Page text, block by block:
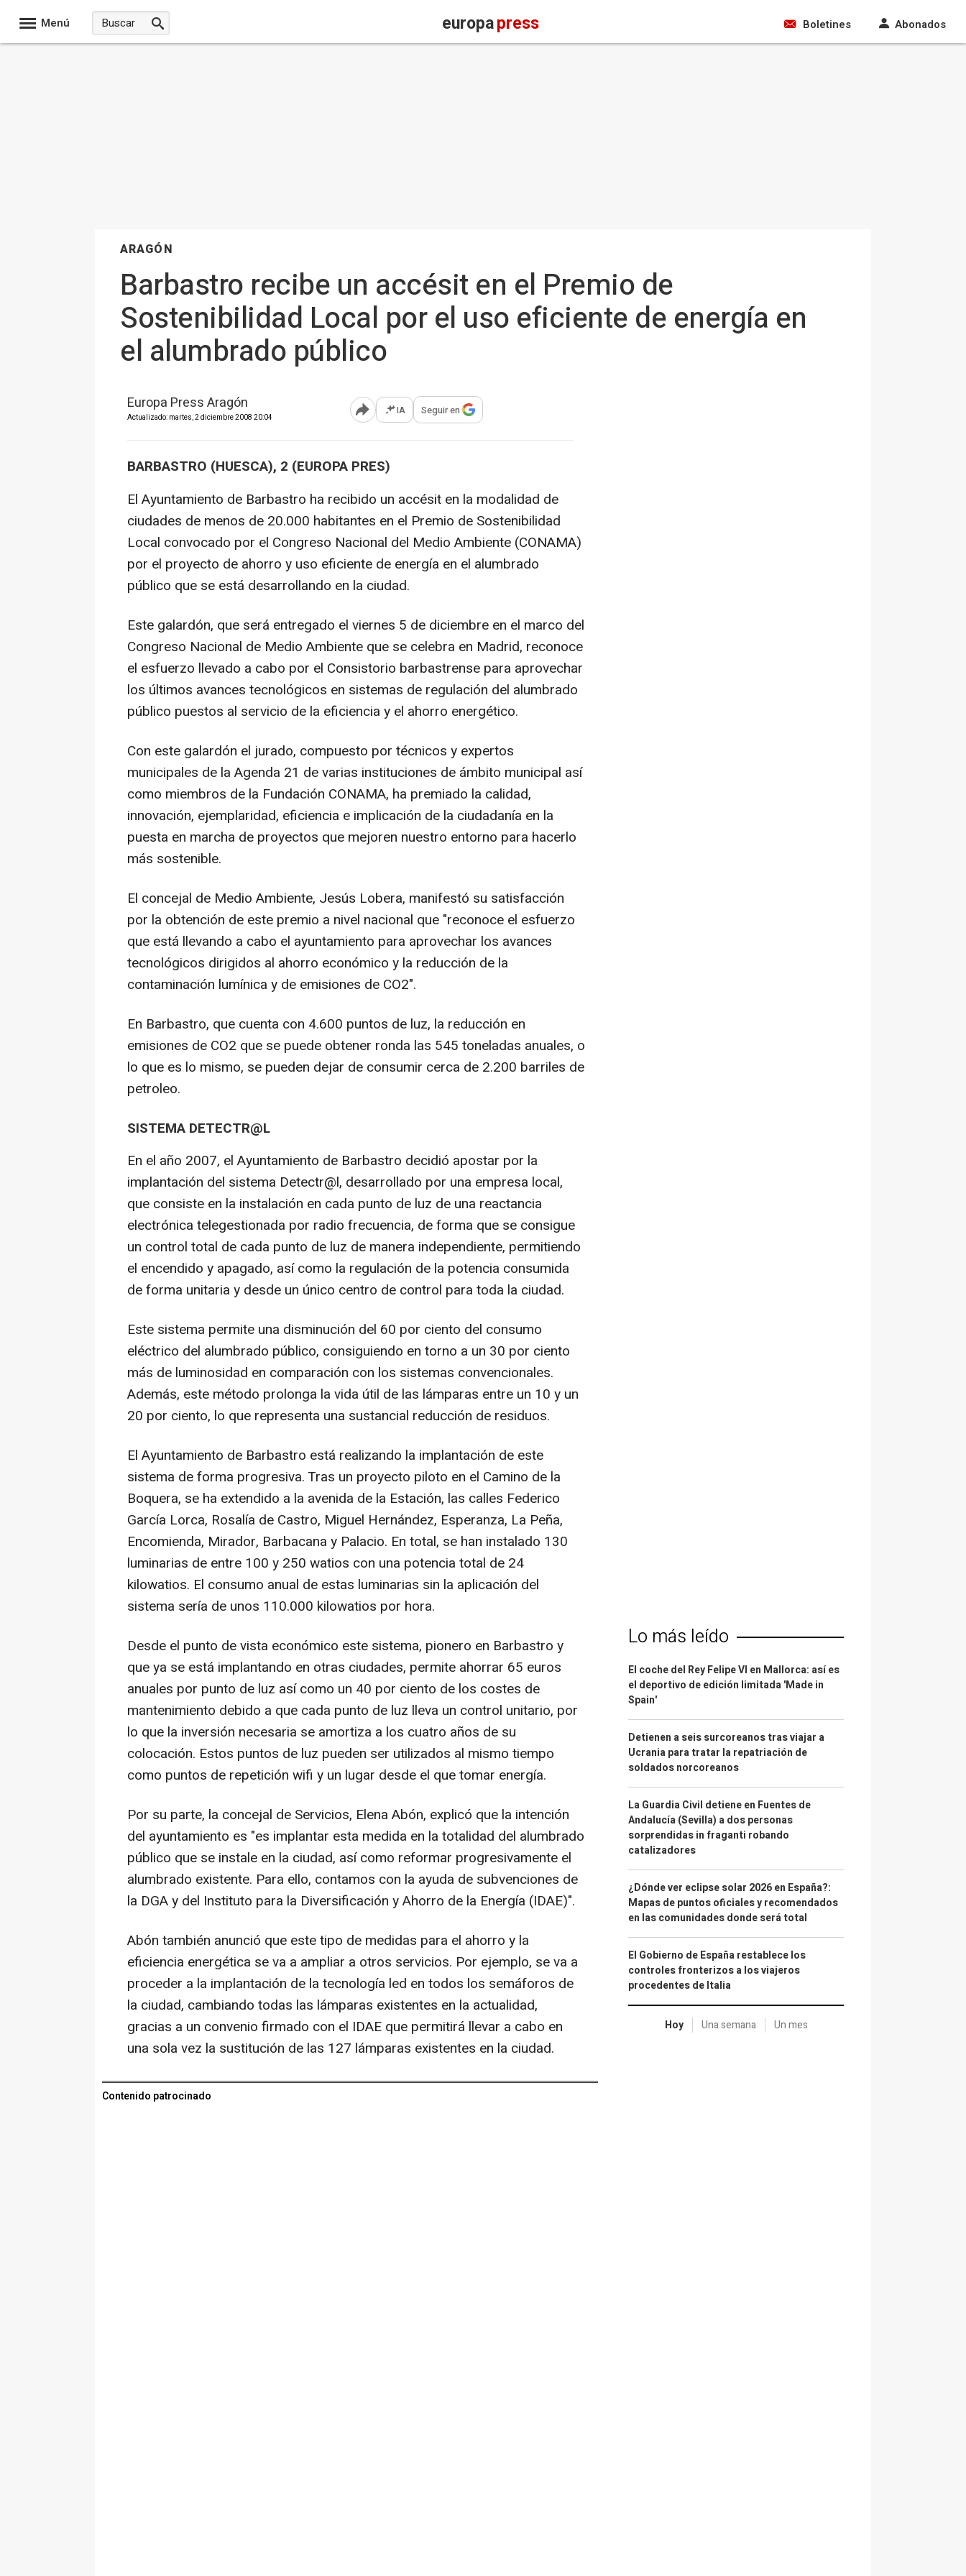
Menú europapress Boletines Abonados
ARAGÓN
Barbastro recibe un accésit en el Premio de
Sostenibilidad Local por el uso eficiente de energía en
el alumbrado público
Europa Press Aragón
Actualizado: martes, 2 diciembre 2008 20:04 Abrir opciones para compartir
IA Seguir en
BARBASTRO (HUESCA), 2 (EUROPA PRES)
El Ayuntamiento de Barbastro ha recibido un accésit en la modalidad de
ciudades de menos de 20.000 habitantes en el Premio de Sostenibilidad
Local convocado por el Congreso Nacional del Medio Ambiente (CONAMA)
por el proyecto de ahorro y uso eficiente de energía en el alumbrado
público que se está desarrollando en la ciudad.
Este galardón, que será entregado el viernes 5 de diciembre en el marco del
Congreso Nacional de Medio Ambiente que se celebra en Madrid, reconoce
el esfuerzo llevado a cabo por el Consistorio barbastrense para aprovechar
los últimos avances tecnológicos en sistemas de regulación del alumbrado
público puestos al servicio de la eficiencia y el ahorro energético.
Con este galardón el jurado, compuesto por técnicos y expertos
municipales de la Agenda 21 de varias instituciones de ámbito municipal así
como miembros de la Fundación CONAMA, ha premiado la calidad,
innovación, ejemplaridad, eficiencia e implicación de la ciudadanía en la
puesta en marcha de proyectos que mejoren nuestro entorno para hacerlo
más sostenible.
El concejal de Medio Ambiente, Jesús Lobera, manifestó su satisfacción
por la obtención de este premio a nivel nacional que "reconoce el esfuerzo
que está llevando a cabo el ayuntamiento para aprovechar los avances
tecnológicos dirigidos al ahorro económico y la reducción de la
contaminación lumínica y de emisiones de CO2".
En Barbastro, que cuenta con 4.600 puntos de luz, la reducción en
emisiones de CO2 que se puede obtener ronda las 545 toneladas anuales, o
lo que es lo mismo, se pueden dejar de consumir cerca de 2.200 barriles de
petroleo.
SISTEMA DETECTR@L
En el año 2007, el Ayuntamiento de Barbastro decidió apostar por la
implantación del sistema Detectr@l, desarrollado por una empresa local,
que consiste en la instalación en cada punto de luz de una reactancia
electrónica telegestionada por radio frecuencia, de forma que se consigue
un control total de cada punto de luz de manera independiente, permitiendo
el encendido y apagado, así como la regulación de la potencia consumida
de forma unitaria y desde un único centro de control para toda la ciudad.
Este sistema permite una disminución del 60 por ciento del consumo
eléctrico del alumbrado público, consiguiendo en torno a un 30 por ciento
más de luminosidad en comparación con los sistemas convencionales.
Además, este método prolonga la vida útil de las lámparas entre un 10 y un
20 por ciento, lo que representa una sustancial reducción de residuos.
El Ayuntamiento de Barbastro está realizando la implantación de este
sistema de forma progresiva. Tras un proyecto piloto en el Camino de la
Boquera, se ha extendido a la avenida de la Estación, las calles Federico
García Lorca, Rosalía de Castro, Miguel Hernández, Esperanza, La Peña,
Encomienda, Mirador, Barbacana y Palacio. En total, se han instalado 130
luminarias de entre 100 y 250 watios con una potencia total de 24
kilowatios. El consumo anual de estas luminarias sin la aplicación del
sistema sería de unos 110.000 kilowatios por hora.
Desde el punto de vista económico este sistema, pionero en Barbastro y
que ya se está implantando en otras ciudades, permite ahorrar 65 euros
anuales por punto de luz así como un 40 por ciento de los costes de
mantenimiento debido a que cada punto de luz lleva un control unitario, por
lo que la inversión necesaria se amortiza a los cuatro años de su
colocación. Estos puntos de luz pueden ser utilizados al mismo tiempo
como puntos de repetición wifi y un lugar desde el que tomar energía.
Por su parte, la concejal de Servicios, Elena Abón, explicó que la intención
del ayuntamiento es "es implantar esta medida en la totalidad del alumbrado
público que se instale en la ciudad, así como reformar progresivamente el
alumbrado existente. Para ello, contamos con la ayuda de subvenciones de
la DGA y del Instituto para la Diversificación y Ahorro de la Energía (IDAE)".
Abón también anunció que este tipo de medidas para el ahorro y la
eficiencia energética se va a ampliar a otros servicios. Por ejemplo, se va a
proceder a la implantación de la tecnología led en todos los semáforos de
la ciudad, cambiando todas las lámparas existentes en la actualidad,
gracias a un convenio firmado con el IDAE que permitirá llevar a cabo en
una sola vez la sustitución de las 127 lámparas existentes en la ciudad.
Contenido patrocinado
Lo más leído
El coche del Rey Felipe VI en Mallorca: así es
el deportivo de edición limitada 'Made in
Spain'
Detienen a seis surcoreanos tras viajar a
Ucrania para tratar la repatriación de
soldados norcoreanos
La Guardia Civil detiene en Fuentes de
Andalucía (Sevilla) a dos personas
sorprendidas in fraganti robando
catalizadores
¿Dónde ver eclipse solar 2026 en España?:
Mapas de puntos oficiales y recomendados
en las comunidades donde será total
El Gobierno de España restablece los
controles fronterizos a los viajeros
procedentes de Italia
Hoy Una semana Un mes